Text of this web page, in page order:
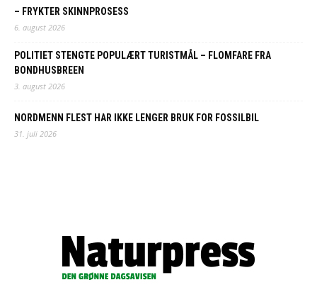
– FRYKTER SKINNPROSESS
6. august 2026
POLITIET STENGTE POPULÆRT TURISTMÅL – FLOMFARE FRA
BONDHUSBREEN
3. august 2026
NORDMENN FLEST HAR IKKE LENGER BRUK FOR FOSSILBIL
31. juli 2026